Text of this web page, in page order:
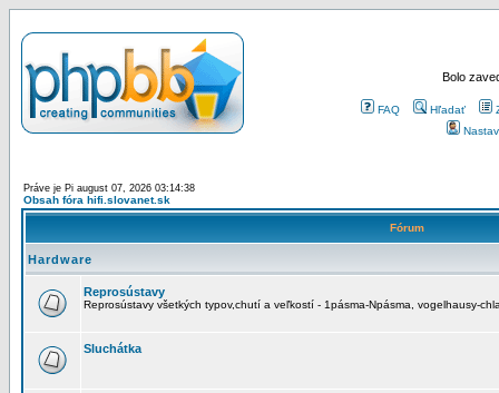
Bolo
FAQ Hľadať
Práve je Pi august 07, 2026 03:14:38
Obsah fóra hifi.slovanet.sk
Fórum
Hardware
Reprosústavy
Reprosústavy všetkých typov,chutí a veľkostí - 1pásma-Npásma, vogelhausy-
Sluchátka